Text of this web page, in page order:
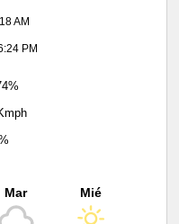
AM
PM
Mar Mié